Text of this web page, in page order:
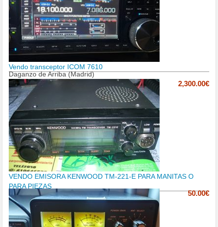
Vendo transceptor ICOM 7610
Daganzo de Arriba (Madrid)
2,300.00€
VENDO EMISORA KENWOOD TM-221-E PARA MANITAS O
PARA PIEZAS
50.00€